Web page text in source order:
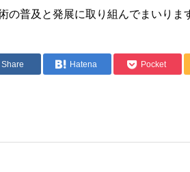
の普及と発展に取り組んでまいりま
Share Hatena Pocket